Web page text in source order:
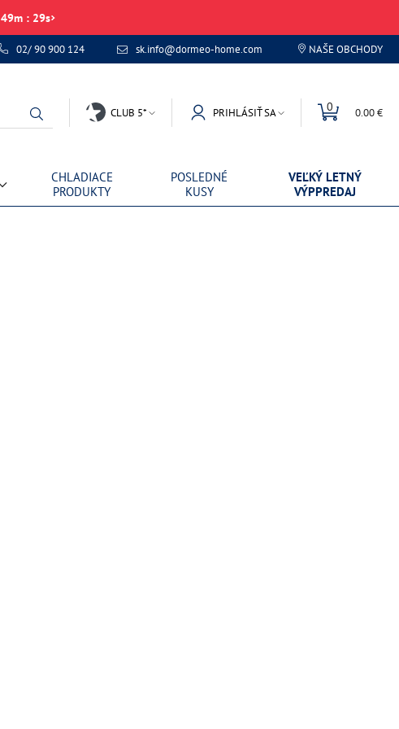
49m : 29s
02/ 90 900 124 sk.info@dormeo-home.com NAŠE OBCHODY
CLUB 5* PRIHLÁSIŤ SA 0 0.00 €
CHLADIACE
PRODUKTY
POSLEDNÉ
KUSY
VEĽKÝ LETNÝ
VÝPPREDAJ